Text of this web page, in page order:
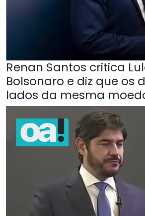
Renan Santos critica
Bolsonaro e diz que os
lados da mesma